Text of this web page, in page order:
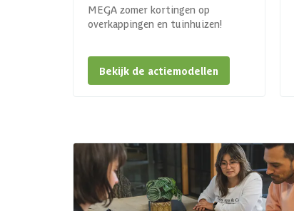
MEGA zomer kortingen op
overkappingen en tuinhuizen!
Bekijk de actiemodellen